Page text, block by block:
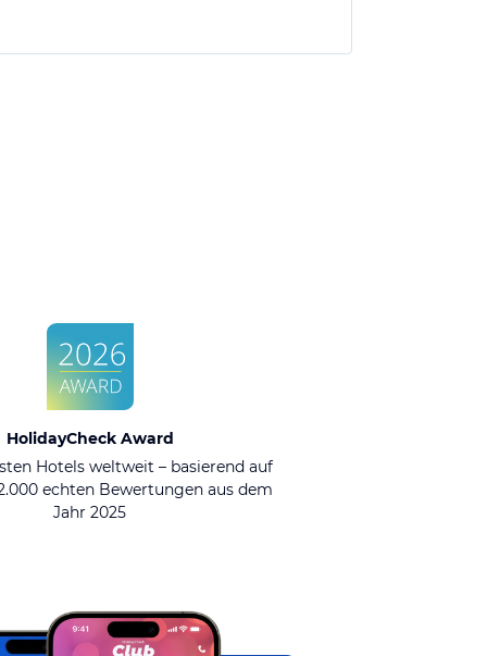
HolidayCheck Award
Hotels weltweit – basierend auf
echten Bewertungen aus dem
Jahr 2025